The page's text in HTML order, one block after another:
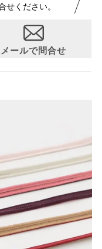
せください。
メールで問合せ